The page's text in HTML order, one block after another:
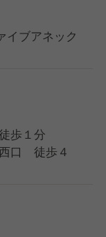
イブアネック
歩１分
口 徒歩４